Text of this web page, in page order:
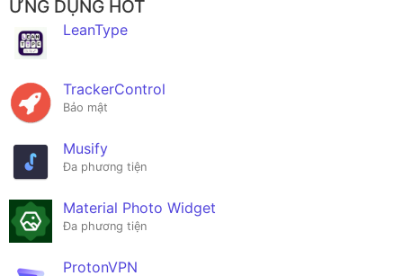
ỨNG DỤNG HOT
LeanType
TrackerControl
Bảo mật
Musify
Đa phương tiện
Material Photo Widget
Đa phương tiện
ProtonVPN